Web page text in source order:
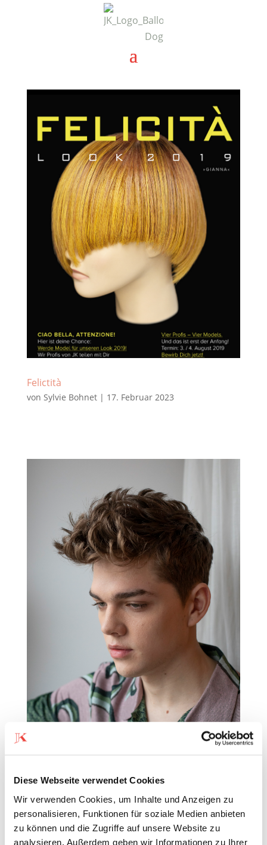
Diese Webseite verwendet Cookies
Wir verwenden Cookies, um Inhalte und Anzeigen zu
personalisieren, Funktionen für soziale Medien anbieten
zu können und die Zugriffe auf unsere Website zu
analysieren. Außerdem geben wir Informationen zu Ihrer
Felictità
von Sylvie Bohnet| 17. Februar 2023
Gold